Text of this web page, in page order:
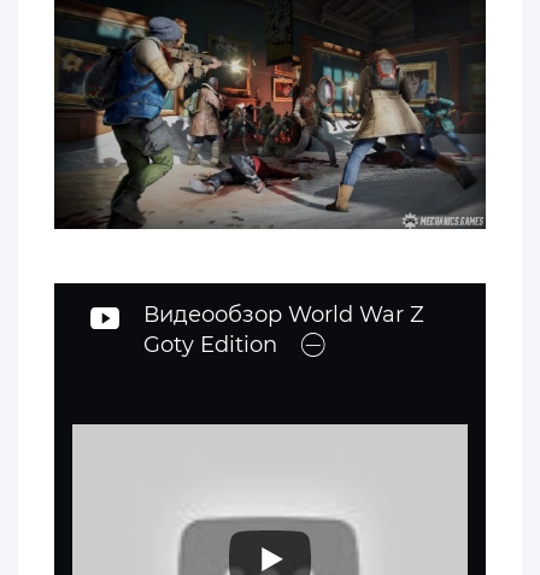
Видеообзор World War Z
Goty Edition